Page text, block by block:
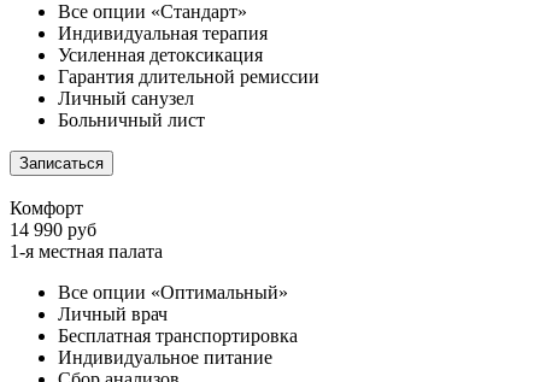
Все опции «Стандарт»
Индивидуальная терапия
Усиленная детоксикация
Гарантия длительной ремиссии
Личный санузел
Больничный лист
Записаться
Комфорт
14 990 руб
1-я местная палата
Все опции «Оптимальный»
Личный врач
Бесплатная транспортировка
Индивидуальное питание